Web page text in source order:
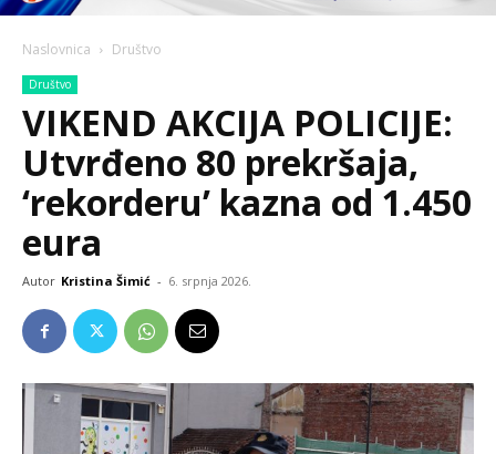
Naslovnica Društvo
Društvo
VIKEND AKCIJA POLICIJE:
Utvrđeno 80 prekršaja,
‘rekorderu’ kazna od 1.450
eura
Autor Kristina Šimić - 6. srpnja 2026.